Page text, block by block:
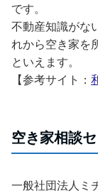
です。
不動産知識がな
れから空き家を
といえます。
【参考サイト：
空き家相談
一般社団法人ミ